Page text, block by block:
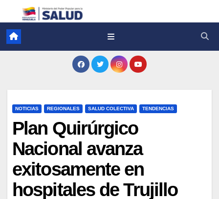
NOTICIAS REGIONALES SALUD COLECTIVA TENDENCIAS
Plan Quirúrgico
Nacional avanza
exitosamente en
hospitales de Trujillo